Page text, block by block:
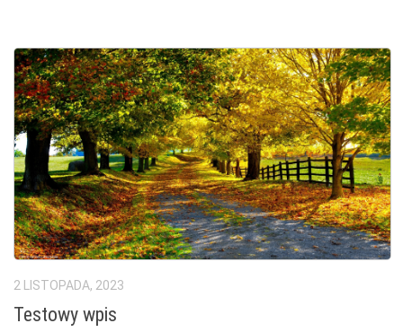
2 LISTOPADA, 2023
Testowy wpis